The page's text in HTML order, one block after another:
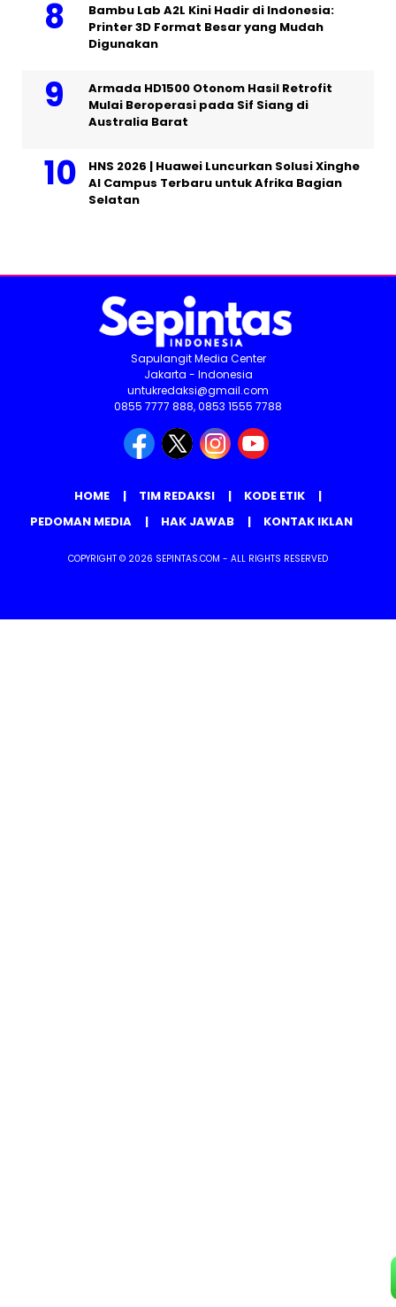
Bambu Lab A2L Kini Hadir di Indonesia:
Printer 3D Format Besar yang Mudah
Digunakan
Armada HD1500 Otonom Hasil Retrofit
Mulai Beroperasi pada Sif Siang di
Australia Barat
HNS 2026 | Huawei Luncurkan Solusi Xinghe
AI Campus Terbaru untuk Afrika Bagian
Selatan
Sapulangit Media Center
Jakarta - Indonesia
untukredaksi@gmail.com
0855 7777 888, 0853 1555 7788
HOME TIM REDAKSI
KODE ETIK
PEDOMAN MEDIA
HAK JAWAB KONTAK IKLAN
COPYRIGHT © 2026 SEPINTAS.COM - ALL RIGHTS RESERVED